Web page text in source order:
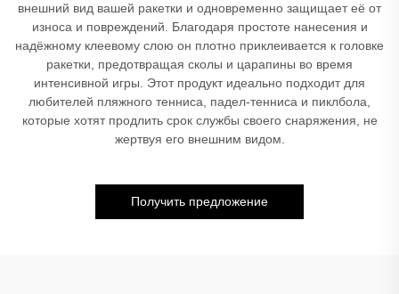
внешний вид вашей ракетки и одновременно защищает её от
износа и повреждений. Благодаря простоте нанесения и
надёжному клеевому слою он плотно приклеивается к головке
ракетки, предотвращая сколы и царапины во время
интенсивной игры. Этот продукт идеально подходит для
любителей пляжного тенниса, падел-тенниса и пиклбола,
которые хотят продлить срок службы своего снаряжения, не
жертвуя его внешним видом.
Получить предложение